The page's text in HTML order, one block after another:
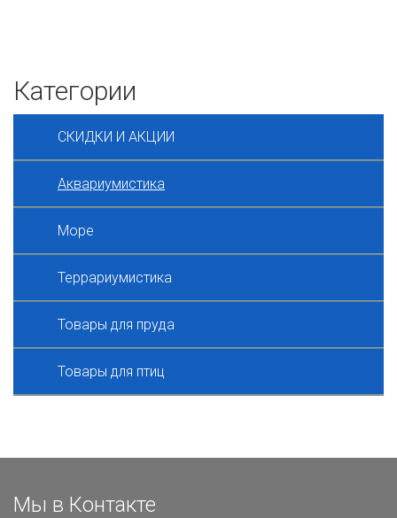
Категории
СКИДКИ И АКЦИИ
Аквариумистика
Море
Террариумистика
Товары для пруда
Товары для птиц
Мы в Контакте